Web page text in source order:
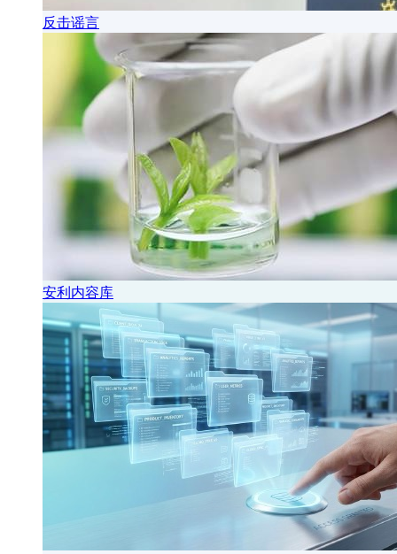
反击谣言
安利内容库